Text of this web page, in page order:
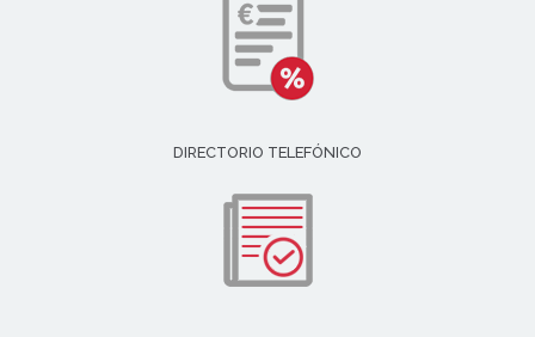
DIRECTORIO TELEFÓNICO